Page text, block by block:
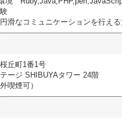
滑なコミュニケーションを行え
丘町1番1号
ージ SHIBUYAタワー 24階
喫煙可）